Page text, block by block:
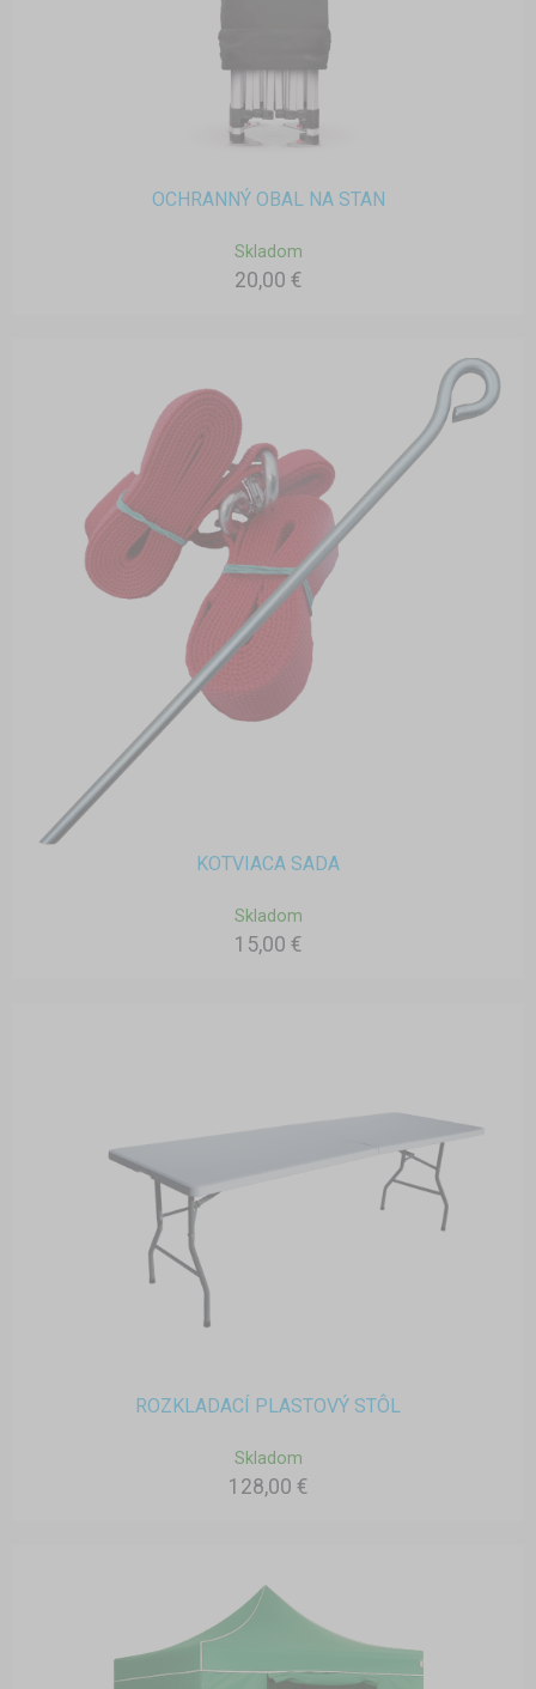
OCHRANNÝ OBAL NA STAN
Skladom
20,00 €
KOTVIACA SADA
Skladom
15,00 €
ROZKLADACÍ PLASTOVÝ STÔL
Skladom
128,00 €